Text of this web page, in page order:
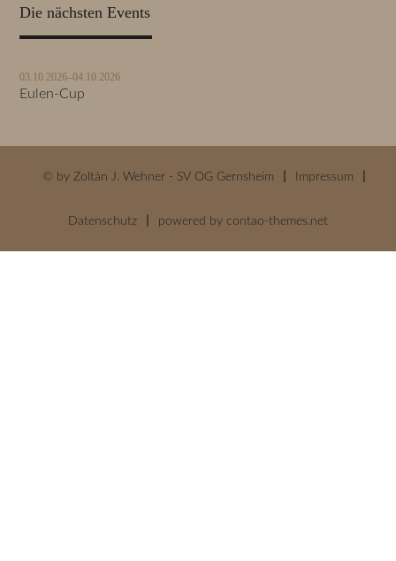
Die nächsten Events
03.10.2026–04.10.2026
Eulen-Cup
© by Zoltán J. Wehner - SV OG Gernsheim Impressum
Datenschutz powered by contao-themes.net